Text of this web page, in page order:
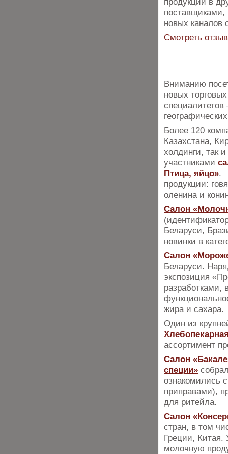
поставщиками,
новых каналов
Смотреть
Вниманию
новых
специалитетов
Более 120
Казахстана,
холдинги, так
участниками
Птица, яйцо».
продукции:
оленина и
Салон
Беларуси,
новинки в
Салон
Беларуси.
экспозиция
разработками,
жира и сахара.
Один из
ассортимент
Салон
специи»
ознакомились
приправами),
для ритейла.
Салон
стран, в том
Греции,
молочную